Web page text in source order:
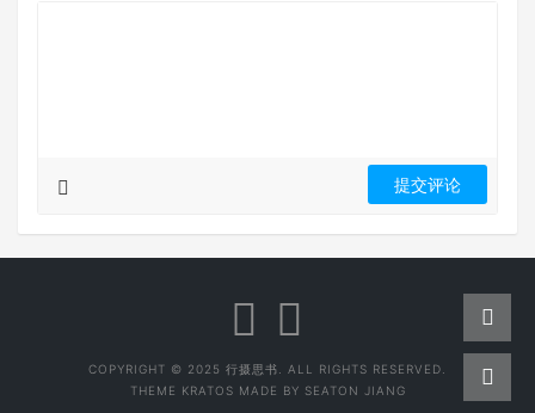
COPYRIGHT © 2025 行摄思书. ALL RIGHTS RESERVED.
THEME KRATOS MADE BY SEATON JIANG